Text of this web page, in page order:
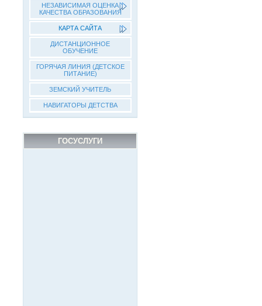
НЕЗАВИСИМАЯ ОЦЕНКА
КАЧЕСТВА ОБРАЗОВАНИЯ
КАРТА САЙТА
ДИСТАНЦИОННОЕ
ОБУЧЕНИЕ
ГОРЯЧАЯ ЛИНИЯ (ДЕТСКОЕ
ПИТАНИЕ)
ЗЕМСКИЙ УЧИТЕЛЬ
НАВИГАТОРЫ ДЕТСТВА
ГОСУСЛУГИ